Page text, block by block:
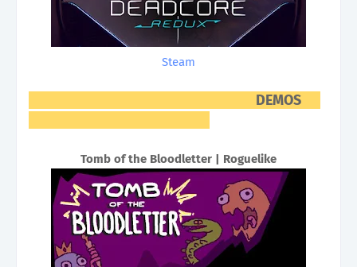
Steam
DEMOS
Tomb of the Bloodletter | Roguelike